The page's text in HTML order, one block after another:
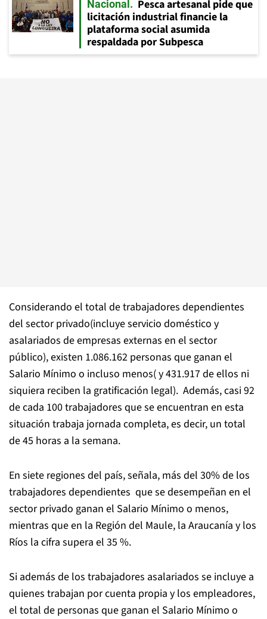
Nacional
Pesca artesanal pide que
licitación industrial financie la
plataforma social asumida
respaldada por Subpesca
Considerando el total de trabajadores dependientes
del sector privado(incluye servicio doméstico y
asalariados de empresas externas en el sector
público), existen 1.086.162 personas que ganan el
Salario Mínimo o incluso menos( y 431.917 de ellos ni
siquiera reciben la gratificación legal). Además, casi 92
de cada 100 trabajadores que se encuentran en esta
situación trabaja jornada completa, es decir, un total
de 45 horas a la semana.
En siete regiones del país, señala, más del 30% de los
trabajadores dependientes que se desempeñan en el
sector privado ganan el Salario Mínimo o menos,
mientras que en la Región del Maule, la Araucanía y los
Ríos la cifra supera el 35 %.
Si además de los trabajadores asalariados se incluye a
quienes trabajan por cuenta propia y los empleadores,
el total de personas que ganan el Salario Mínimo o